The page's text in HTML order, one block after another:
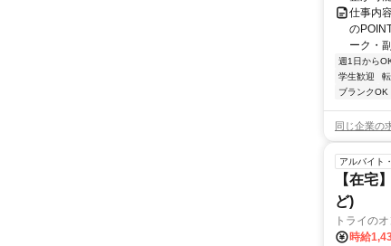
仕事内
の
ーク・
週1日から
学生歓迎
ブランクOK
同じ企業の
アルバイト
【在宅
ど)
トライの
時給